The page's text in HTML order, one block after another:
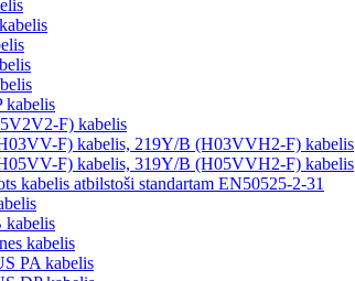
F) kabelis
F) kabelis, 219Y/B (H03VVH2-F) kabelis
F) kabelis, 319Y/B (H05VVH2-F) kabelis
kabelis atbilstoši standartam EN50525-2-31
kabelis
PA kabelis